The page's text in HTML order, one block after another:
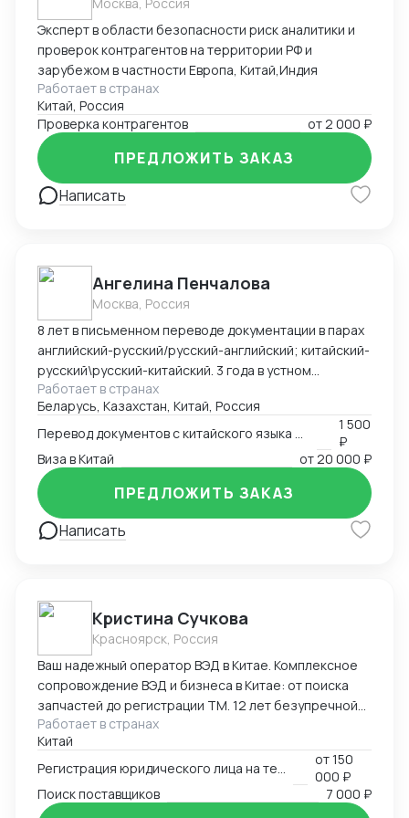
Эксперт в области безопасности риск аналитики и
проверок контрагентов на территории РФ и
зарубежом в частности Европа, Китай,Индия
Работает в странах
Китай, Россия
Проверка контрагентов
от2 000 ₽
Написать
ПРЕДЛОЖИТЬ ЗАКАЗ
Ангелина Пенчалова
Москва, Россия
8 лет в письменном переводе документации в парах
английский-русский/русский-английский; китайский-
русский\русский-китайский. 3 года в устном
переводе в паре китайский-русский\русский-
китайский.
Работает в странах
Беларусь, Казахстан, Китай, Россия
1 500
₽
Виза в Китай
от20 000 ₽
Написать
ПРЕДЛОЖИТЬ ЗАКАЗ
Кристина Сучкова
Красноярск, Россия
Ваш надежный оператор ВЭД в Китае. Комплексное
сопровождение ВЭД и бизнеса в Китае: от поиска
запчастей до регистрации ТМ. 12 лет безупречной
логистики. Опыт и специализация: * 12 лет в ВЭД:
Глубокое понимание китайского рынка и
юридических тонкостей. * Профильные поставки:
Экспертиза в категориях: автозапчасти,
промышленное и медицинское оборудование. Знаем
Работает в странах
Китай
от150
000 ₽
Поиск поставщиков
7 000 ₽